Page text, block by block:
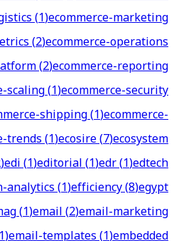
(1)ecommerce-marketing
(2)ecommerce-operations
(2)ecommerce-reporting
scaling(1)ecommerce-security
shipping(1)ecommerce-
trends(1)ecosire(7)ecosystem
)edi(1)editorial(1)edr(1)edtech
analytics(1)efficiency(8)egypt
(1)email(2)email-marketing
)email-templates(1)embedded